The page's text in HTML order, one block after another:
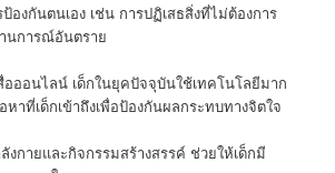
องกันตนเอง เช่น การปฏิเสธสิ่งที่ไม่ต้องการ
นการณ์อันตราย
อออนไลน์ เด็กในยุคปัจจุบันใช้เทคโนโลยีมาก
าที่เด็กเข้าถึงเพื่อป้องกันผลกระทบทางจิตใจ
งกายและกิจกรรมสร้างสรรค์ ช่วยให้เด็กมี